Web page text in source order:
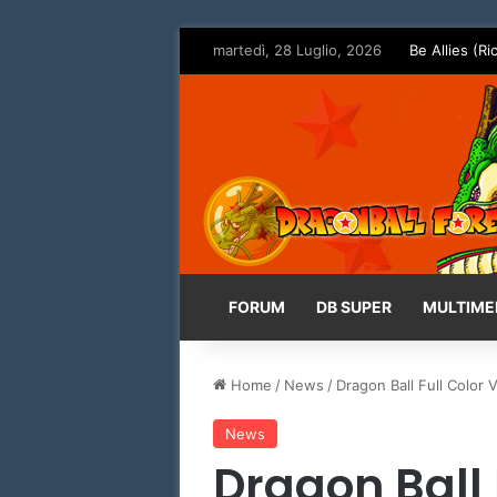
martedì, 28 Luglio, 2026 Be Allies
FORUM DB SUPER
Home / News / Dragon Ball Full Color
News